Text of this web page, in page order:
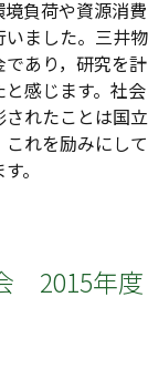
負荷や資源消費
ました。三井物
あり，研究を計
感じます。社会
れたことは国立
れを励みにして
。
2015年度